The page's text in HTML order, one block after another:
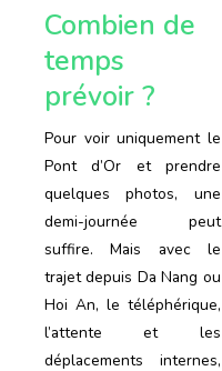
Combien de
temps
prévoir ?
Pour voir uniquement le
Pont d’Or et prendre
quelques photos, une
demi-journée peut
suffire. Mais avec le
trajet depuis Da Nang ou
Hoi An, le téléphérique,
l’attente et les
déplacements internes,